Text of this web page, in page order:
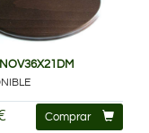
Comprar